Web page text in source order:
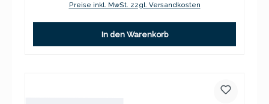
Preise inkl. MwSt. zzgl. Versandkosten
In den Warenkorb